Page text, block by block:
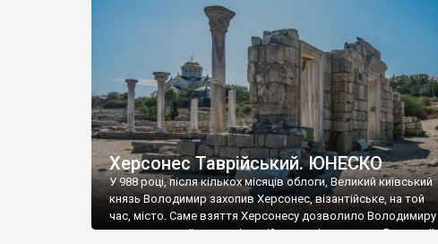
візантійської доби. Раритети викрадені з фондів об’єкту
культурної спадщини ЮНЕСКО «Херсонеса Таврійського».
Офіційно – на виставку «Золото Візантії», але експерти та
влада в Україні вважають це лише […]
Херсонес Таврійський. ЮНЕСКО
У 988 році, після кількох місяців облоги, Великий київський
князь Володимир захопив Херсонес, візантійське, на той
час, місто. Саме взяття Херсонесу дозволило Володимиру
диктувати свої умови візантійському імператору Василю ІІ,